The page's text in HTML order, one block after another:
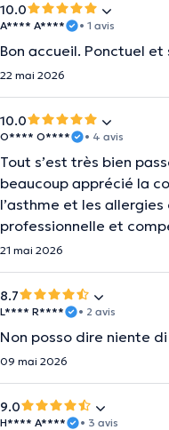
10.0
A**** A**** • 1 avis
Bon accueil. Ponctuel
22 mai 2026
10.0
O**** O**** • 4 avis
Tout s’est très bien
beaucoup apprécié la
l’asthme et les
professionnelle et
21 mai 2026
8.7
L**** R**** • 2 avis
Non posso dire niente
09 mai 2026
9.0
H**** A**** • 3 avis